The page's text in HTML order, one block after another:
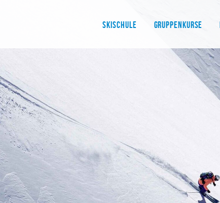
SKISCHULE GRUPPENKURSE